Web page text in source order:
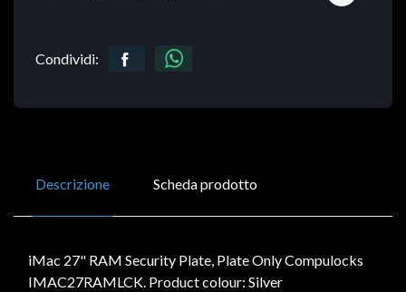
Condividi:
Descrizione Scheda prodotto
iMac 27" RAM Security Plate, Plate Only Compulocks
IMAC27RAMLCK. Product colour: Silver